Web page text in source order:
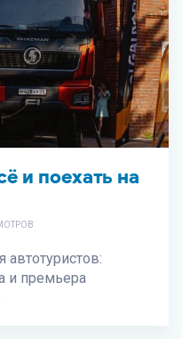
и поехать на
автотуристов:
и премьера